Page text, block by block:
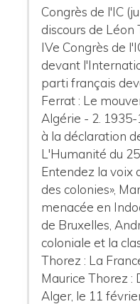
Congrès de l'IC
discours de Léon
IVe Congrès de
devant
parti français
Ferrat : Le
Algérie - 2.
à la déclaration
L'Humanité du
Entendez la voix
des colonies»,
menacée en
de Bruxelles,
coloniale et la
Thorez : La
Maurice Thorez :
Alger, le 11